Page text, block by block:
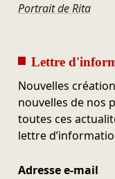
Portrait de Rita
Lettre
Nouvelles
nouvelles de nos
toutes ces
lettre
Adresse e-mail